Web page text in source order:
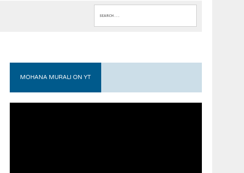
MOHANA MURALI ON YT